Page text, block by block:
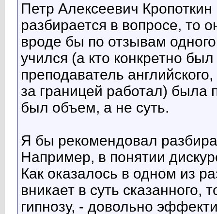
Петр Алексеевич
разбирается в вопросе, то
вроде бы по отзывам
учился (а кто конкретно
преподаватель
за границей работал) была
был объем, а не суть.
Я бы рекомендовал
Например, в понятии
Как оказалось в одном из
вникает в суть сказанного,
гипнозу, - довольно